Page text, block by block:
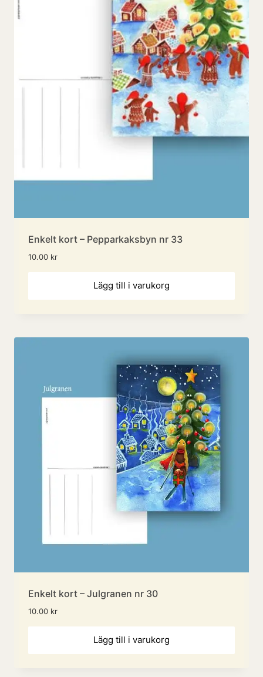
Enkelt kort – Pepparkaksbyn nr 33
10.00 kr
Lägg till i varukorg
Enkelt kort – Julgranen nr 30
10.00 kr
Lägg till i varukorg